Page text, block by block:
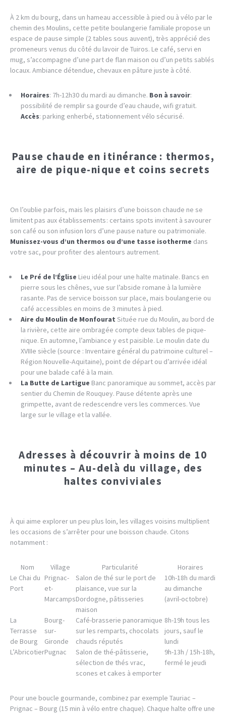
À 2 km du bourg, dans un hameau accessible à pied ou à vélo par le
chemin des Moulins, cette petite boulangerie familiale propose un
espace de pause simple (2 tables sous auvent), très apprécié des
promeneurs venus du côté du lavoir de Tuiros. Le café, servi en
mug, s’accompagne d’une part de flan maison ou d’un petits sablés
locaux. Ambiance détendue, chevaux en pâture juste à côté.
Horaires: 7h-12h30 du mardi au dimanche. Bon à savoir:
possibilité de remplir sa gourde d’eau chaude, wifi gratuit.
Accès: parking enherbé, stationnement vélo sécurisé.
Pause chaude en itinérance : thermos,
aire de pique-nique et coins secrets
On l’oublie parfois, mais les plaisirs d’une boisson chaude ne se
limitent pas aux établissements : certains spots invitent à savourer
son café ou son infusion lors d’une pause nature ou patrimoniale.
Munissez-vous d’un thermos ou d’une tasse isotherme dans
votre sac, pour profiter des alentours autrement.
Le Pré de l’Église Lieu idéal pour une halte matinale. Bancs en
pierre sous les chênes, vue sur l’abside romane à la lumière
rasante. Pas de service boisson sur place, mais boulangerie ou
café accessibles en moins de 3 minutes à pied.
Aire du Moulin de Monfourat Située rue du Moulin, au bord de
la rivière, cette aire ombragée compte deux tables de pique-
nique. En automne, l’ambiance y est paisible. Le moulin date du
XVIIIe siècle (source : Inventaire général du patrimoine culturel –
Région Nouvelle-Aquitaine), point de départ ou d’arrivée idéal
pour une balade café à la main.
La Butte de Lartigue Banc panoramique au sommet, accès par
sentier du Chemin de Rouquey. Pause détente après une
grimpette, avant de redescendre vers les commerces. Vue
large sur le village et la vallée.
Adresses à découvrir à moins de 10
minutes – Au-delà du village, des
haltes conviviales
À qui aime explorer un peu plus loin, les villages voisins multiplient
les occasions de s’arrêter pour une boisson chaude. Citons
notamment :
Nom Village Particularité
Horaires
Le Chai du
Port
Prignac-
et-
Marcamps
Salon de thé sur le port de
plaisance, vue sur la
Dordogne, pâtisseries
maison
10h-18h du mardi
au dimanche
(avril-octobre)
La
Terrasse
de Bourg
Bourg-
sur-
Gironde
Café-brasserie panoramique
sur les remparts, chocolats
chauds réputés
8h-19h tous les
jours, sauf le
lundi
L’AbricotierPugnac
Salon de thé-pâtisserie,
sélection de thés vrac,
scones et cakes à emporter
9h-13h / 15h-18h,
fermé le jeudi
Pour une boucle gourmande, combinez par exemple Tauriac –
Prignac – Bourg (15 min à vélo entre chaque). Chaque halte offre une